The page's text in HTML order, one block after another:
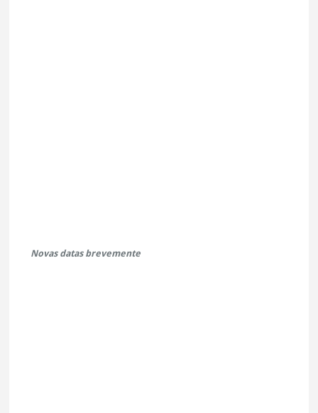
Novas datas brevemente